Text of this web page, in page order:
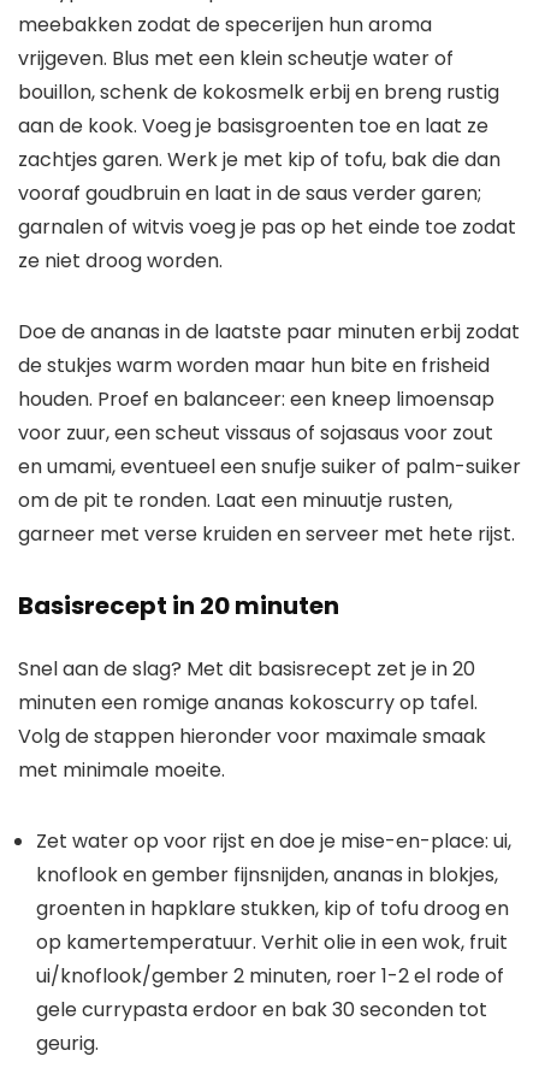
meebakken zodat de specerijen hun aroma
vrijgeven. Blus met een klein scheutje water of
bouillon, schenk de kokosmelk erbij en breng rustig
aan de kook. Voeg je basisgroenten toe en laat ze
zachtjes garen. Werk je met kip of tofu, bak die dan
vooraf goudbruin en laat in de saus verder garen;
garnalen of witvis voeg je pas op het einde toe zodat
ze niet droog worden.
Doe de ananas in de laatste paar minuten erbij zodat
de stukjes warm worden maar hun bite en frisheid
houden. Proef en balanceer: een kneep limoensap
voor zuur, een scheut vissaus of sojasaus voor zout
en umami, eventueel een snufje suiker of palm-suiker
om de pit te ronden. Laat een minuutje rusten,
garneer met verse kruiden en serveer met hete rijst.
Basisrecept in 20 minuten
Snel aan de slag? Met dit basisrecept zet je in 20
minuten een romige ananas kokoscurry op tafel.
Volg de stappen hieronder voor maximale smaak
met minimale moeite.
Zet water op voor rijst en doe je mise-en-place: ui,
knoflook en gember fijnsnijden, ananas in blokjes,
groenten in hapklare stukken, kip of tofu droog en
op kamertemperatuur. Verhit olie in een wok, fruit
ui/knoflook/gember 2 minuten, roer 1-2 el rode of
gele currypasta erdoor en bak 30 seconden tot
geurig.